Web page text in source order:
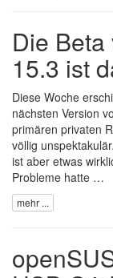
Die
15.3 ist
Diese Woche
nächsten Version
primären privaten
völlig
ist aber etwas
Probleme hatte …
mehr ...